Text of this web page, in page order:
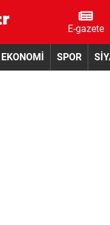
E-gazete
EKONOMİ SPOR